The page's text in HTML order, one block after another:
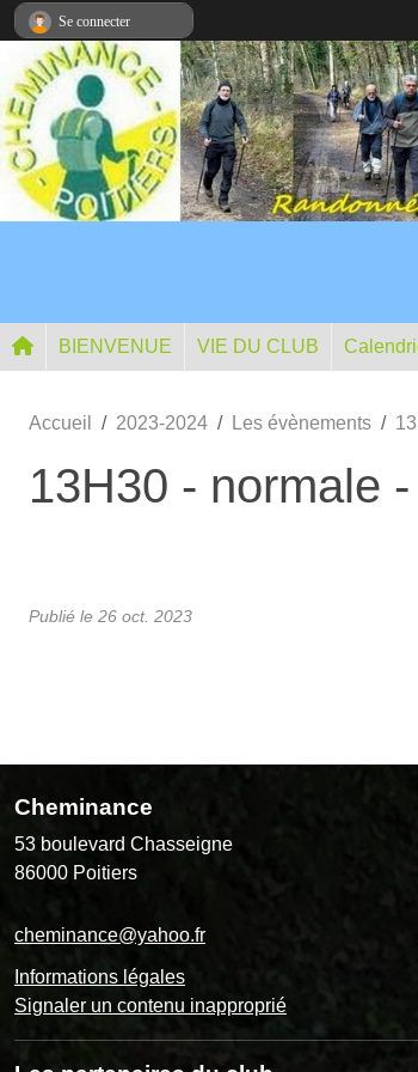
BIENVENUE VIE DU CLUB
Accueil 2023-2024 Les évènements
13H30 - normale
Publié le 26 oct. 2023
Cheminance
53 boulevard Chasseigne
86000 Poitiers
cheminance@yahoo.fr
Informations légales
Signaler un contenu inapproprié
Se connecter
Panneau de gestion des cookies